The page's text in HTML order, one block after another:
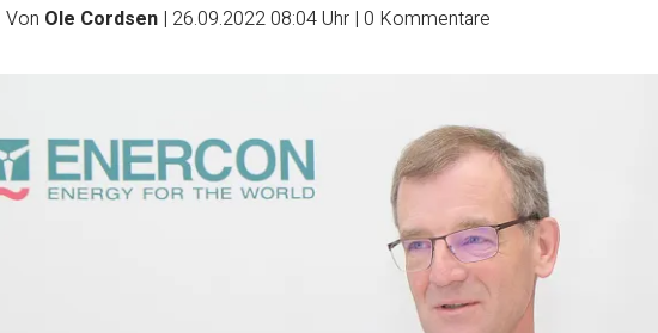
Von Ole Cordsen | 26.09.2022 08:04 Uhr | 0 Kommentare